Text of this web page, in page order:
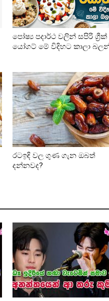
පෝෂ්‍ය පදාර්ථ වලින් සපිරි ග්‍රීක්
යෝගට් මේ විදිහට කාලා
රටඉඳි වල ගුණ ගැන ඔබත්
දන්නවද?